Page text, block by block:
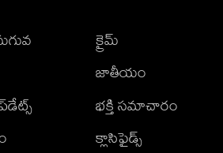
క్రైమ్
జాతీయం
భక్తి సమాచారం
క్లాసిఫైడ్స్